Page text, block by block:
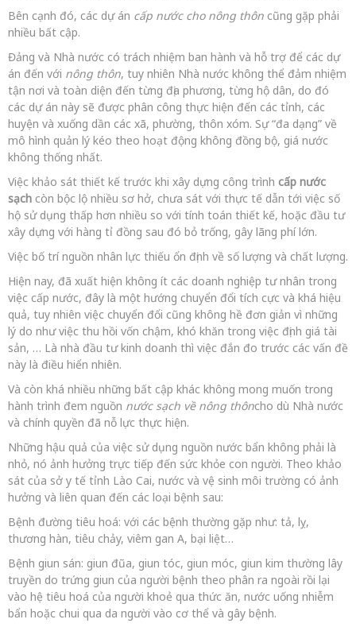
Bên cạnh đó, các dự án cấp nước cho nông thôn cũng gặp phải
nhiều bất cập.
Đảng và Nhà nước có trách nhiệm ban hành và hỗ trợ để các dự
án đến với nông thôn, tuy nhiên Nhà nước không thể đảm nhiệm
tận nơi và toàn diện đến từng địa phương, từng hộ dân, do đó
các dự án này sẽ được phân công thực hiện đến các tỉnh, các
huyện và xuống dần các xã, phường, thôn xóm. Sự “đa dạng” về
mô hình quản lý kéo theo hoạt động không đồng bộ, giá nước
không thống nhất.
Việc khảo sát thiết kế trước khi xây dựng công trình cấp nước
sạch còn bộc lộ nhiều sơ hở, chưa sát với thực tế dẫn tới việc số
hộ sử dụng thấp hơn nhiều so với tính toán thiết kế, hoặc đầu tư
xây dựng với hàng tỉ đồng sau đó bỏ trống, gây lãng phí lớn.
Việc bố trí nguồn nhân lực thiếu ổn định về số lượng và chất lượng.
Hiện nay, đã xuất hiện không ít các doanh nghiệp tư nhân trong
việc cấp nước, đây là một hướng chuyển đổi tích cực và khá hiệu
quả, tuy nhiên việc chuyển đổi cũng không hề đơn giản vì những
lý do như việc thu hồi vốn chậm, khó khăn trong việc định giá tài
sản, … Là nhà đầu tư kinh doanh thì việc đắn đo trước các vấn đề
này là điều hiển nhiên.
Và còn khá nhiều những bất cập khác không mong muốn trong
hành trình đem nguồn nước sạch về nông thôncho dù Nhà nước
và chính quyền đã nỗ lực thực hiện.
Những hậu quả của việc sử dụng nguồn nước bẩn không phải là
nhỏ, nó ảnh hưởng trực tiếp đến sức khỏe con người. Theo khảo
sát của sở y tế tỉnh Lào Cai, nước và vệ sinh môi trường có ảnh
hưởng và liên quan đến các loại bệnh sau:
Bệnh đường tiêu hoá: với các bệnh thường gặp như: tả, lỵ,
thương hàn, tiêu chảy, viêm gan A, bại liệt…
Bệnh giun sán: giun đũa, giun tóc, giun móc, giun kim thường lây
truyền do trứng giun của người bệnh theo phân ra ngoài rồi lại
vào hệ tiêu hoá của người khoẻ qua thức ăn, nước uống nhiễm
bẩn hoặc chui qua da người vào cơ thể và gây bệnh.